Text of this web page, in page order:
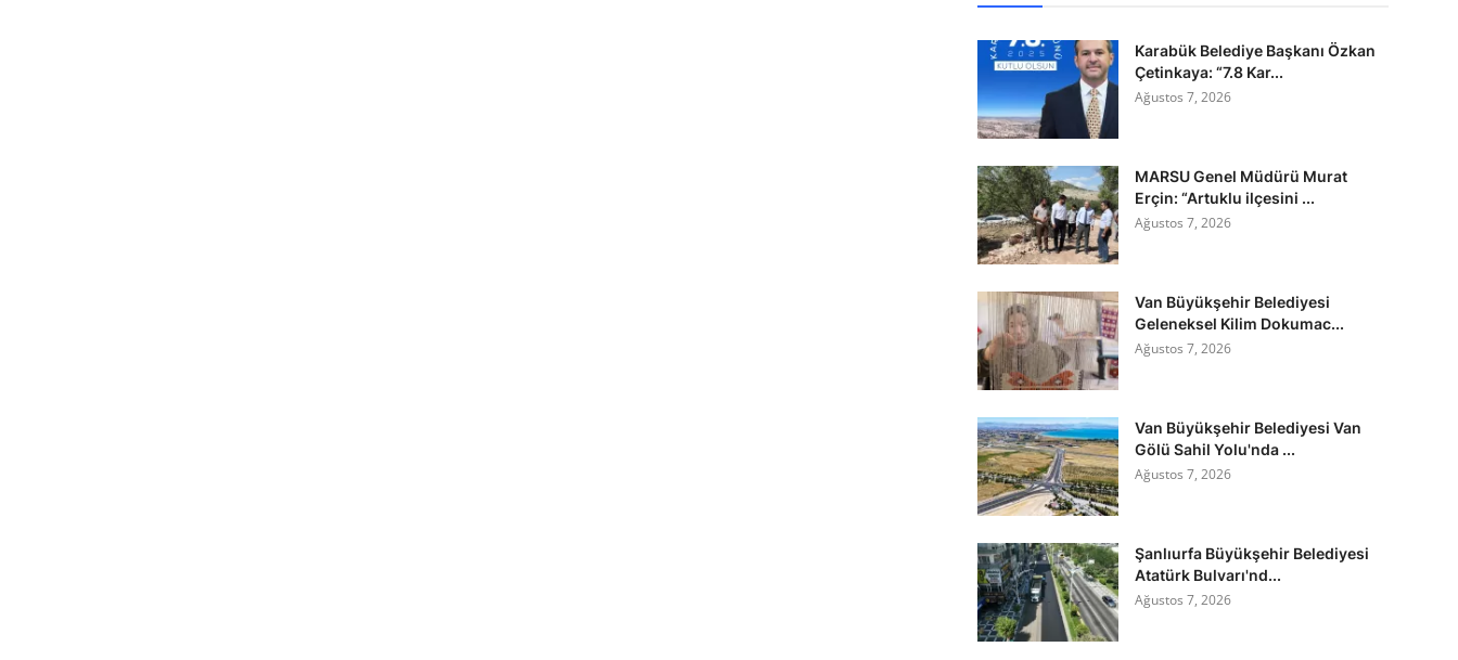
Karabük Belediye Başkanı Özkan
Çetinkaya: “7.8 Kar...
Ağustos 7, 2026
MARSU Genel Müdürü Murat
Erçin: “Artuklu ilçesini ...
Ağustos 7, 2026
Van Büyükşehir Belediyesi
Geleneksel Kilim Dokumac...
Ağustos 7, 2026
Van Büyükşehir Belediyesi Van
Gölü Sahil Yolu'nda ...
Ağustos 7, 2026
Şanlıurfa Büyükşehir Belediyesi
Atatürk Bulvarı'nd...
Ağustos 7, 2026